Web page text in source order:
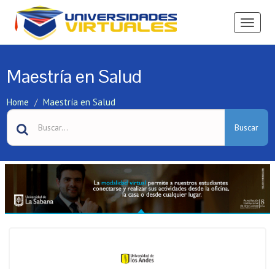
Ver
Maestría en Salud
Home Maestría en Salud
Buscar